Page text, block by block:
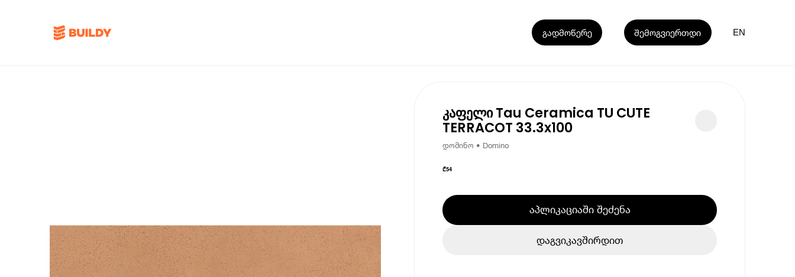
გადმოწერე შემოგვიერთდი EN
კაფელი Tau Ceramica TU CUTE
TERRACOT 33.3x100
დომინო • Domino
₾54
აპლიკაციაში შეძენა
დაგვიკავშირდით